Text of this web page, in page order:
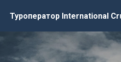
Туроператор International